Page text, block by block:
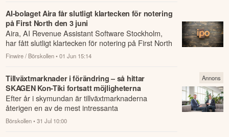
AI-bolaget Aira får slutligt klartecken för notering
på First North den 3 juni
Aira, AI Revenue Assistant Software Stockholm,
har fått slutligt klartecken för notering på First North
den 3 juni, enligt ett pressmeddelan...
Finwire / Börskollen • 01 Jun 15:14
Tillväxtmarknader i förändring – så hittar
SKAGEN Kon-Tiki fortsatt möjligheterna
Efter år i skymundan är tillväxtmarknaderna
återigen en av de mest intressanta
investeringsmiljöerna.
Börskollen • 31 Jul 10:00
Annons